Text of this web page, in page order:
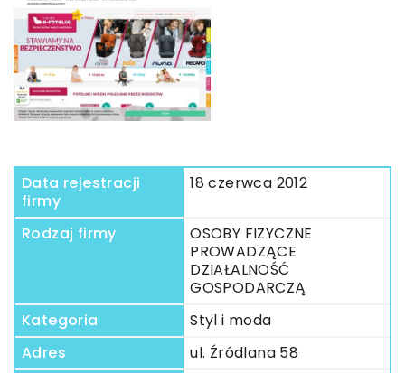
Data rejestracji
firmy
18 czerwca 2012
Rodzaj firmy
OSOBY FIZYCZNE
PROWADZĄCE
DZIAŁALNOŚĆ
GOSPODARCZĄ
Kategoria
Styl i moda
Adres
ul. Źródlana 58